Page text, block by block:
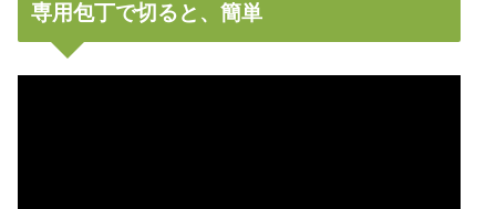
専用包丁で切ると、簡単